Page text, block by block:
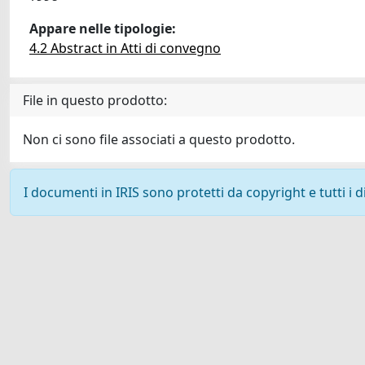
Appare nelle tipologie:
4.2 Abstract in Atti di convegno
File in questo prodotto:
Non ci sono file associati a questo prodotto.
I documenti in IRIS sono protetti da copyright e tutti i